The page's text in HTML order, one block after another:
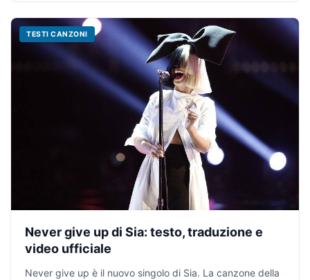
TESTI CANZONI
Never give up di Sia: testo, traduzione e
video ufficiale
Never give up è il nuovo singolo di Sia. La canzone della